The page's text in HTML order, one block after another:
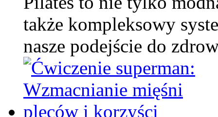
także kompleksowy
nasze podejście do